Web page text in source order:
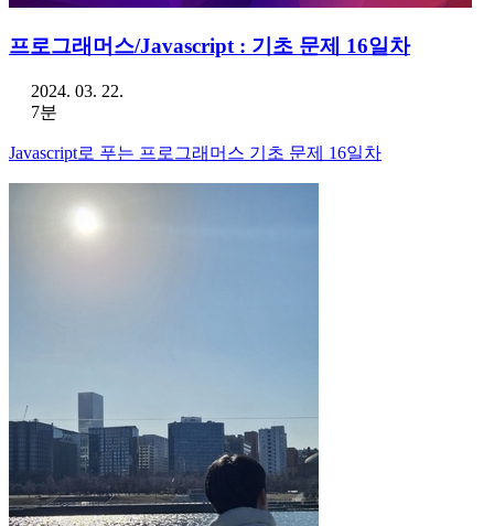
프로그래머스/Javascript : 기초 문제 16일차
2024. 03. 22.
7분
Javascript로 푸는 프로그래머스 기초 문제 16일차